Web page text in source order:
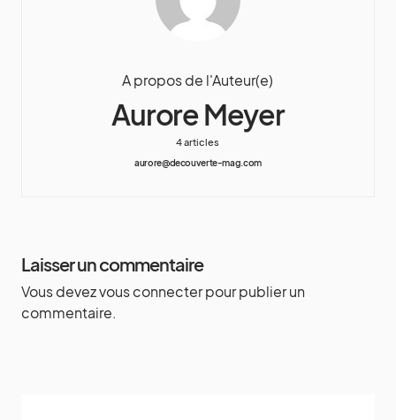
A propos de l'Auteur(e)
Aurore Meyer
4 articles
aurore@decouverte-mag.com
Laisser un commentaire
Vous devezvous connecterpour publier un
commentaire.